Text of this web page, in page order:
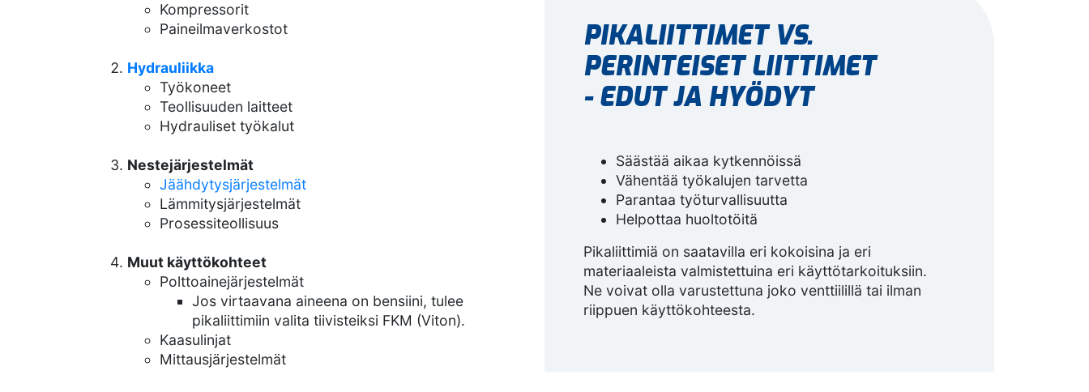
Kompressorit
Paineilmaverkostot
Hydrauliikka
Työkoneet
Teollisuuden laitteet
Hydrauliset työkalut
Nestejärjestelmät
Jäähdytysjärjestelmät
Lämmitysjärjestelmät
Prosessiteollisuus
Muut käyttökohteet
Polttoainejärjestelmät
Jos virtaavana aineena on bensiini, tulee
pikaliittimiin valita tiivisteiksi FKM (Viton).
Kaasulinjat
Mittausjärjestelmät
PIKALIITTIMET VS.
PERINTEISET LIITTIMET
- EDUT JA HYÖDYT
Säästää aikaa kytkennöissä
Vähentää työkalujen tarvetta
Parantaa työturvallisuutta
Helpottaa huoltotöitä
Pikaliittimiä on saatavilla eri kokoisina ja eri
materiaaleista valmistettuina eri käyttötarkoituksiin.
Ne voivat olla varustettuna joko venttiilillä tai ilman
riippuen käyttökohteesta.